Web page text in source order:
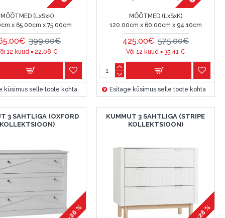
MÕÕTMED (LxSxK)
x 65.00cm x 75.00cm
399.00€
12 kuud = 22.08 €
küsimus selle toote kohta
MÕÕTMED (LxSxK)
120.00cm x 60.00cm x 94.10cm
425.00€ 575.00€
Või 12 kuud = 35.41 €
Esitage küsimus selle toote kohta
3 SAHTLIGA (OXFORD
-26 %
KUMMUT 3 SAHTLIGA (STRIPE
KOLLEKTSIOON)
-26 %